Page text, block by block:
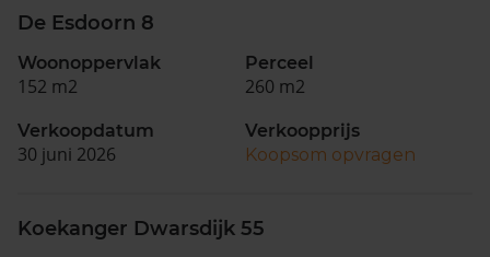
De Esdoorn 8
Woonoppervlak
152 m2
Perceel
260 m2
Verkoopdatum
30 juni 2026
Verkoopprijs
Koopsom opvragen
Koekanger Dwarsdijk 55